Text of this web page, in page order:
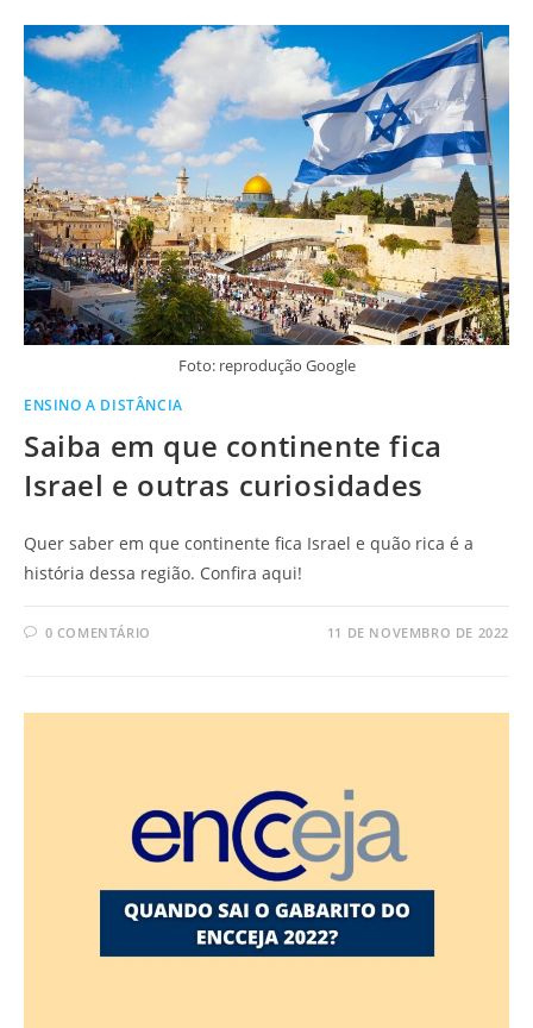
Foto: reprodução Google
ENSINO A DISTÂNCIA
Saiba em que continente fica
Israel e outras curiosidades
Quer saber em que continente fica Israel e quão rica é a
história dessa região. Confira aqui!
0 COMENTÁRIO 11 DE NOVEMBRO DE 2022